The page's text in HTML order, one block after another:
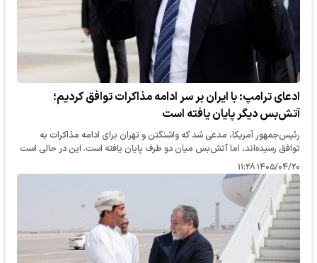
ادعای ترامپ: با ایران بر سر ادامه مذاکرات توافق کردیم؛
آتش‌بس دیگر پایان یافته است
رئیس‌جمهور آمریکا، مدعی شد که واشنگتن و تهران برای ادامه مذاکرات به
توافق رسیده‌اند، اما آتش‌بس میان دو طرف پایان یافته است. این در حالی است
که ایران هرگونه درخواست برای مذاکره را رد کرده و تأکید…
۱۴۰۵/۰۴/۲۰ ۱۱:۲۸